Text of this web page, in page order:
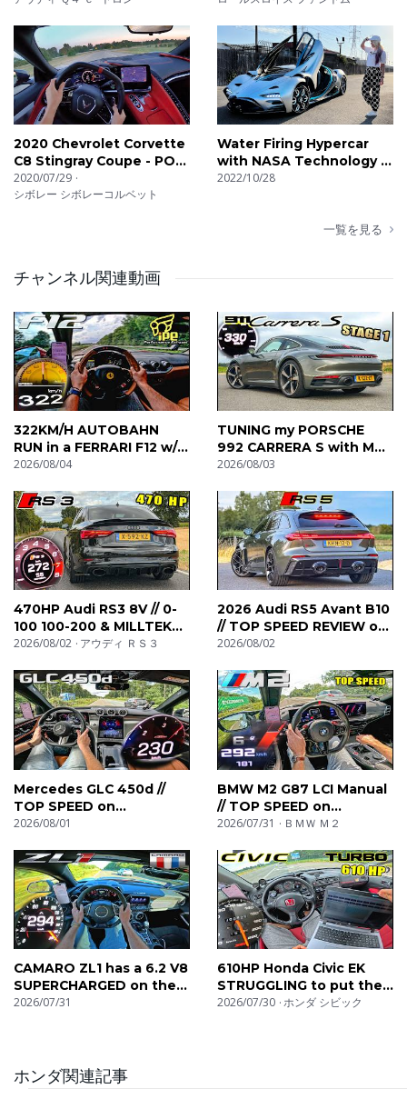
2020 Chevrolet Corvette
C8 Stingray Coupe - POV
First Impressions
2020/07/29
シボレー シボレーコルベット
Water Firing Hypercar
with NASA Technology |
Hyperion
2022/10/28
一覧を見る
チャンネル関連動画
322KM/H AUTOBAHN
RUN in a FERRARI F12 w/
IPE X-PIPE by AutoTopNL
2026/08/04
TUNING my PORSCHE
992 CARRERA S with M
Engineering! Stage 1 0-
2026/08/03
470HP Audi RS3 8V // 0-
100 100-200 & MILLTEK
SOUND
2026/08/02 アウディ ＲＳ３
2026 Audi RS5 Avant B10
// TOP SPEED REVIEW on
AUTOBAHN
2026/08/02
Mercedes GLC 450d //
TOP SPEED on
AUTOBAHN
2026/08/01
BMW M2 G87 LCI Manual
// TOP SPEED on
AUTOBAHN
2026/07/31 ＢＭＷ Ｍ２
CAMARO ZL1 has a 6.2 V8
SUPERCHARGED on the
UNLIMITED AUTOBAHN!
2026/07/31
610HP Honda Civic EK
STRUGGLING to put the
POWER DOWN on
2026/07/30 ホンダ シビック
ホンダ関連記事